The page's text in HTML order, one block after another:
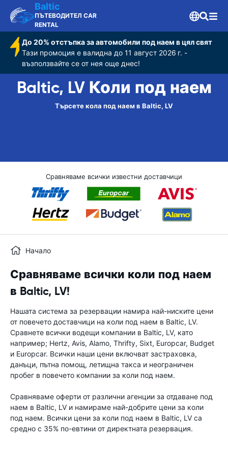
Baltic
ПЪТЕВОДИТЕЛ CAR
RENTAL
До 20% отстъпка за автомобили под наем в цял свят
Тази промоция е валидна до 11 август 2026 г. -
възползвайте се от нея още днес!
Baltic, LV Коли под наем
Търсете кола под наем в Baltic, LV
Сравняваме всички известни доставчици
Начало
Сравняваме всички коли под наем
в Baltic, LV!
Нашата система за резервации намира най-ниските цени
от повечето доставчици на коли под наем в Baltic, LV.
Сравнете всички водещи компании в Baltic, LV, като
например; Hertz, Avis, Alamo, Thrifty, Sixt, Europcar, Budget
и Europcar. Всички наши цени включват застраховка,
данъци, пътна помощ, летищна такса и неограничен
пробег в повечето компании за коли под наем.
Сравняваме оферти от различни агенции за отдаване под
наем в Baltic, LV и намираме най-добрите цени за коли
под наем. Всички цени за коли под наем в Baltic, LV са
средно с 35% по-евтини от директната резервация.